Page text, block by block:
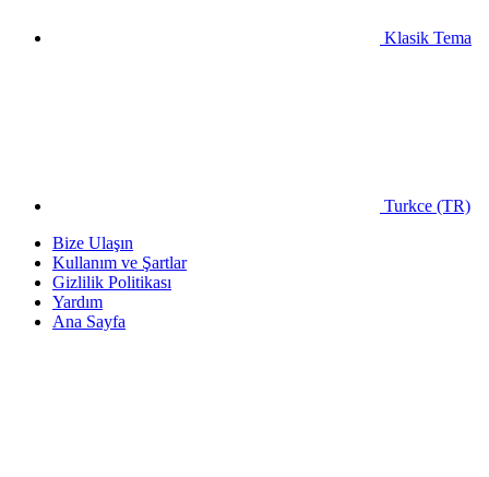
Klasik Tema
Turkce (TR)
Bize Ulaşın
Kullanım ve Şartlar
Gizlilik Politikası
Yardım
Ana Sayfa